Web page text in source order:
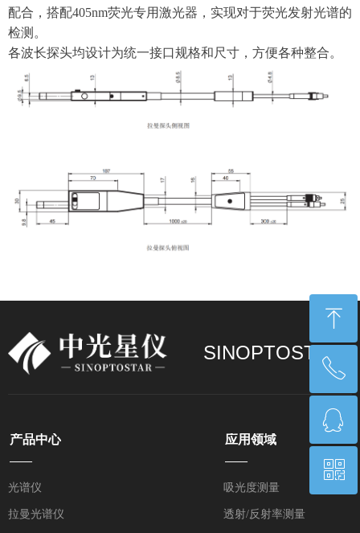
配合，搭配405nm荧光专用激光器，实现对于荧光发射光谱的
检测。
各波长探头均设计为统一接口规格和尺寸，方便各种整合。
光谱仪
拉曼光谱仪
产品中心
——
吸光度测量
透射/反射率测量
应用领域
——
SINOPTOSTAR
ꁸ
回到顶部
ꂅ
17268550255
ꁗ
QQ客服
ꀥ